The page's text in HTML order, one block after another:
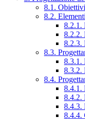
8.1.
8.2.
8.2.1.
8.2.2.
8.2.3.
8.3.
8.3.1.
8.3.2.
8.4.
8.4.1.
8.4.2.
8.4.3.
8.4.4.